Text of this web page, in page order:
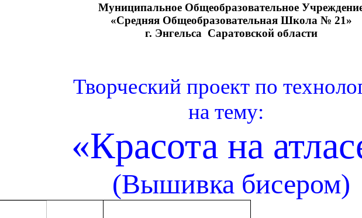
Муниципальное Общеобразовательное
«Средняя Общеобразовательная Школа № 21»
г. Энгельса Саратовской области
Творческий проект по
на тему:
«Красота на
(Вышивка бисером)